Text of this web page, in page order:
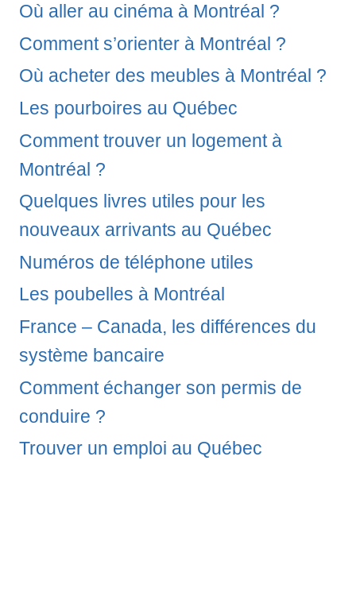
Où aller au cinéma à Montréal ?
Comment s’orienter à Montréal ?
Où acheter des meubles à Montréal ?
Les pourboires au Québec
Comment trouver un logement à
Montréal ?
Quelques livres utiles pour les
nouveaux arrivants au Québec
Numéros de téléphone utiles
Les poubelles à Montréal
France – Canada, les différences du
système bancaire
Comment échanger son permis de
conduire ?
Trouver un emploi au Québec